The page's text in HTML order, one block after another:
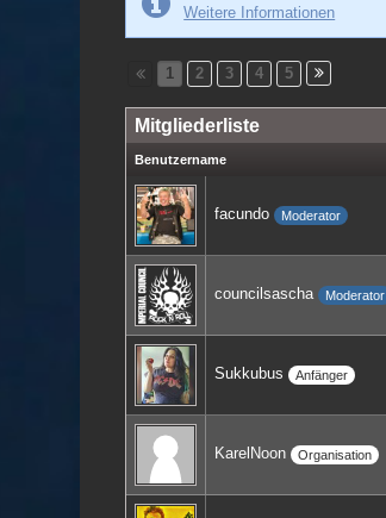
Weitere Informationen
1 2 3 4 5
Mitgliederliste
Benutzername
facundo Moderator
councilsascha Moderator
Sukkubus Anfänger
KarelNoon Organisation